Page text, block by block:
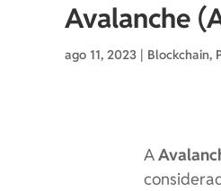
Avalanche
ago 11, 2023 | Blockchain,
A